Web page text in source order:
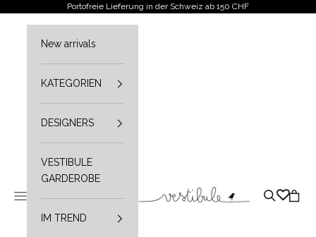
Zum Inhalt springenPortofreie Lieferung in der Schweiz ab 150 CHF
Vestibule
Navigationsmenü öffnen Suche
New arrivals
KATEGORIEN
DESIGNERS
VESTIBULE
GARDEROBE
IM TREND